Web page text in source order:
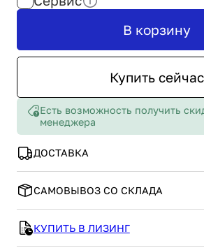
Купить сейчас
В корзину
Есть возможность получить
менеджера
ДОСТАВКА
САМОВЫВОЗ СО СКЛАДА
КУПИТЬ В ЛИЗИНГ